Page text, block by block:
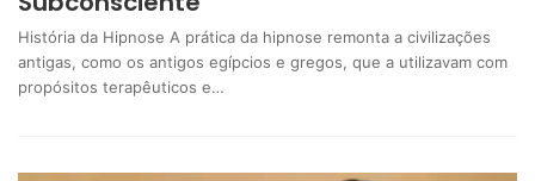
História da Hipnose A prática da hipnose remonta a civilizações
antigas, como os antigos egípcios e gregos, que a utilizavam com
propósitos terapêuticos e…